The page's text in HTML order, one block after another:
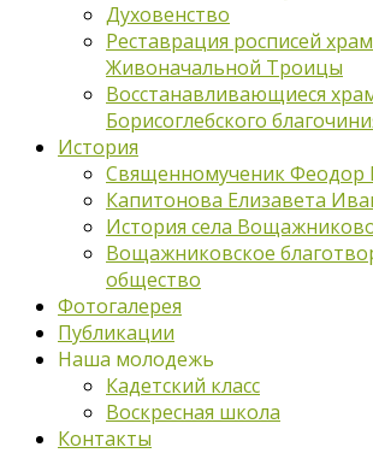
Духовенство
Реставрация росписей
Живоначальной Троицы
Восстанавливающиеся
Борисоглебского
История
Священномученик Феодор
Капитонова Елизавета
История села
Вощажниковское
общество
Фотогалерея
Публикации
Наша молодежь
Кадетский класс
Воскресная школа
Контакты